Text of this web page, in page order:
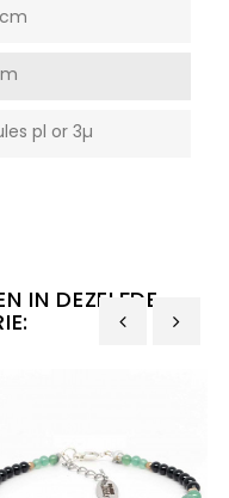
pl or 3µ
IN DEZELFDE